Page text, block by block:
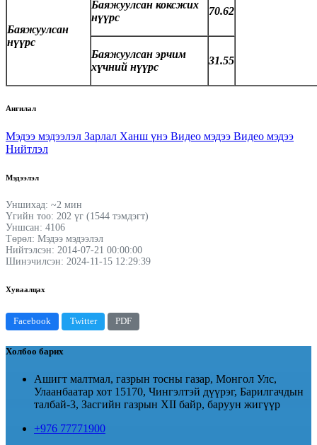
Баяжуулсан
нүүрс
Баяжуулсан коксжих
нүүрс
70.62
Баяжуулсан эрчим
хүчний нүүрс
31.55
Ангилал
Мэдээ мэдээлэл Зарлал Ханш үнэ Видео мэдээ Видео мэдээ
Нийтлэл
Мэдээлэл
Уншихад: ~2 мин
Үгийн тоо: 202 үг (1544 тэмдэгт)
Уншсан: 4106
Төрөл: Мэдээ мэдээлэл
Нийтэлсэн: 2014-07-21 00:00:00
Шинэчилсэн: 2024-11-15 12:29:39
Хуваалцах
Facebook Twitter PDF
Холбоо барих
Ашигт малтмал, газрын тосны газар, Монгол Улс,
Улаанбаатар хот 15170, Чингэлтэй дүүрэг, Барилгачдын
талбай-3, Засгийн газрын XII байр, баруун жигүүр
+976 77771900